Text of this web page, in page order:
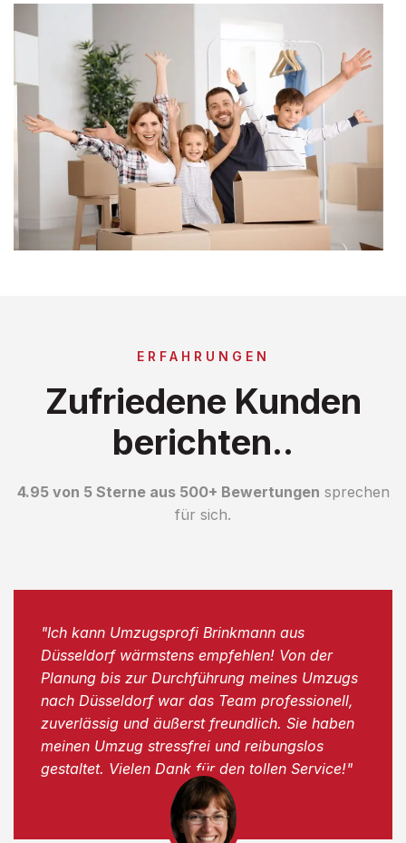
ERFAHRUNGEN
Zufriedene Kunden
berichten..
4.95 von 5 Sterne aus 500+ Bewertungen sprechen
für sich.
"Ich kann Umzugsprofi Brinkmann aus
Düsseldorf wärmstens empfehlen! Von der
Planung bis zur Durchführung meines Umzugs
nach Düsseldorf war das Team professionell,
zuverlässig und äußerst freundlich. Sie haben
meinen Umzug stressfrei und reibungslos
gestaltet. Vielen Dank für den tollen Service!"